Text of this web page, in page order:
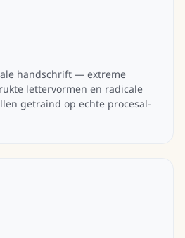
handschrift — extreme
lettervormen en radicale
getraind op echte procesal-